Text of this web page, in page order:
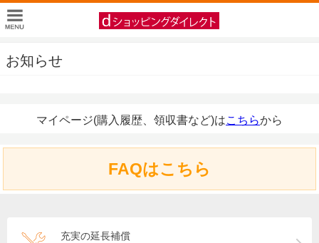
お知らせ
マイページ(購入履歴、領収書など)はこちらから
FAQはこちら
充実の延長補償